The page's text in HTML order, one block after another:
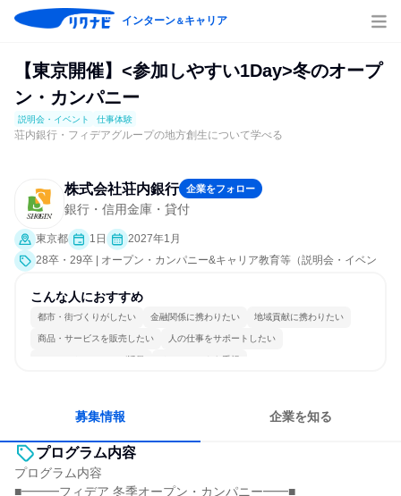
インターン＆キャリア
【東京開催】<参加しやすい1Day>冬のオープ
ン・カンパニー
説明会・イベント 仕事体験
荘内銀行・フィデアグループの地方創生について学べる
株式会社荘内銀行 企業をフォロー
銀行・信用金庫・貸付
東京都 1日
2027年1月
28卒・29卒 | オープン・カンパニー&キャリア教育等（説明会・イベン
こんな人におすすめ
都市・街づくりがしたい 金融関係に携わりたい 地域貢献に携わりたい
商品・サービスを販売したい 人の仕事をサポートしたい
コミュニケーションが活発 チームワークを重視
募集情報 企業を知る
プログラム内容
プログラム内容
■━━━フィデア 冬季オープン・カンパニー━━■